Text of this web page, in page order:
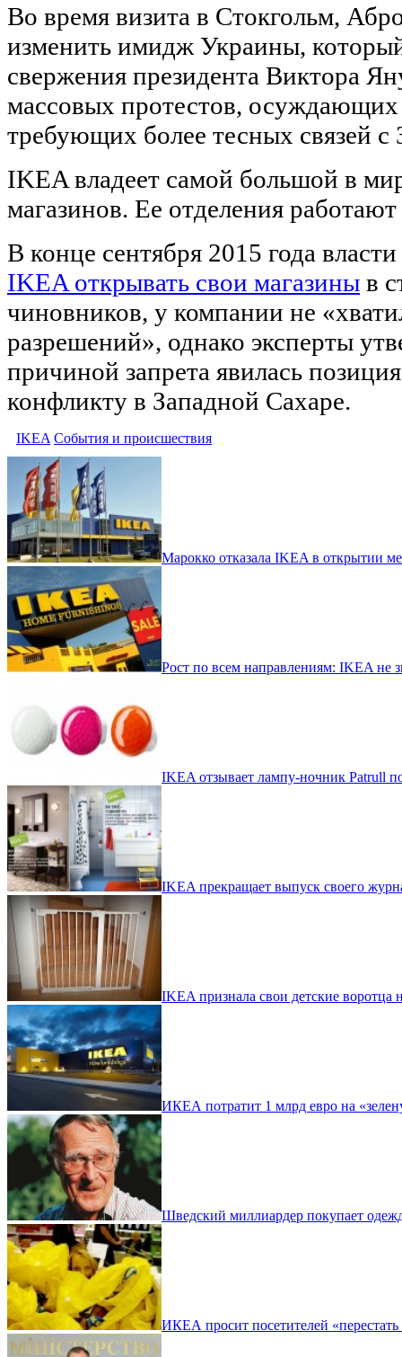
Во время визита в Стокгольм,
изменить имидж Украины,
свержения президента Виктора
массовых протестов,
требующих более тесных связей с
IKEA владеет самой большой в
магазинов. Ее отделения
В конце сентября 2015 года
IKEA открывать свои магазины в
чиновников, у компании не
разрешений», однако эксперты
причиной запрета явилась
конфликту в Западной Сахаре.
IKEA События и происшествия
Марокко отказала IKEA в открытии
Рост по всем направлениям: IKEA не
IKEA отзывает лампу-ночник Patrull
IKEA прекращает выпуск своего
IKEA признала свои детские воротца
ИКЕА потратит 1 млрд евро на
Шведский миллиардер покупает
ИКЕА просит посетителей